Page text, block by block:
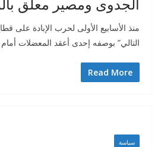
منذ الأسابيع الأولى لحرب الإبادة على
التالي” بوصفه إحدى أعقد المعضلات أمام
Read More
سياسة